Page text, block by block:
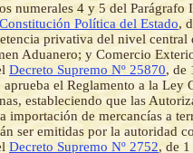
numerales 4 y 5 del Parágrafo
Constitución Política del Estado,
privativa del nivel central
Aduanero; y Comercio
Decreto Supremo Nº 25870, de
aprueba el Reglamento a la Ley
estableciendo que las
importación de mercancías a
ser emitidas por la autoridad
Decreto Supremo Nº 2752, de